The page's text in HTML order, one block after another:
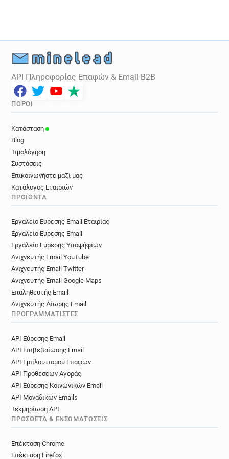
s******@theworks.co.uk
z************@theworks.co.uk
p***********@theworks.co.uk
b********@theworks.co.uk
d********@theworks.co.uk
API Πληροφορίας Επαφών & Email B2B
ΠΌΡΟΙ
Κατάσταση
Blog
Τιμολόγηση
Συστάσεις
Επικοινωνήστε μαζί μας
Κατάλογος Εταιριών
ΠΡΟΪΌΝΤΑ
Εργαλείο Εύρεσης Email Εταιρίας
Εργαλείο Εύρεσης Email
Εργαλείο Εύρεσης Υποψήφιων
Ανιχνευτής Email YouTube
Ανιχνευτής Email Twitter
Ανιχνευτής Email Google Maps
Επαληθευτής Email
Ανιχνευτής Δίωρης Email
ΠΡΟΓΡΑΜΜΑΤΙΣΤΈΣ
API Εύρεσης Email
API Επιβεβαίωσης Email
API Εμπλουτισμού Επαφών
API Προθέσεων Αγοράς
API Εύρεσης Κοινωνικών Email
API Μοναδικών Emails
Τεκμηρίωση API
ΠΡΌΣΘΕΤΑ & ΕΝΣΩΜΑΤΏΣΕΙΣ
Επέκταση Chrome
Επέκταση Firefox